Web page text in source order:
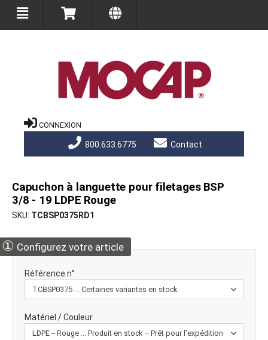
CONNEXION
800.633.6775 Contact
Capuchon à languette pour filetages BSP
3/8 - 19 LDPE Rouge
SKU TCBSP0375RD1
① Configurez votre article
Référence n°
Matériel / Couleur